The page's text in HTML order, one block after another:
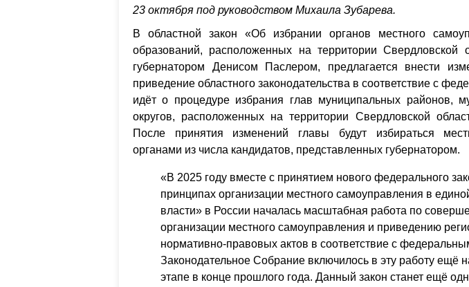
23 октября под руководством Михаила Зубарева.
В областной закон «Об избрании органов местного
образований, расположенных на территории Свердловской
губернатором Денисом Паслером, предлагается внести
приведение областного законодательства в соответствие с
идёт о процедуре избрания глав муниципальных районов,
округов, расположенных на территории Свердловской
После принятия изменений главы будут избираться
органами из числа кандидатов, представленных губернатором.
«В 2025 году вместе с принятием нового федерального
принципах организации местного самоуправления в
власти» в России началась масштабная работа по
организации местного самоуправления и приведению
нормативно-правовых актов в соответствие с
Законодательное Собрание включилось в эту работу ещё
этапе в конце прошлого года. Данный закон станет ещё